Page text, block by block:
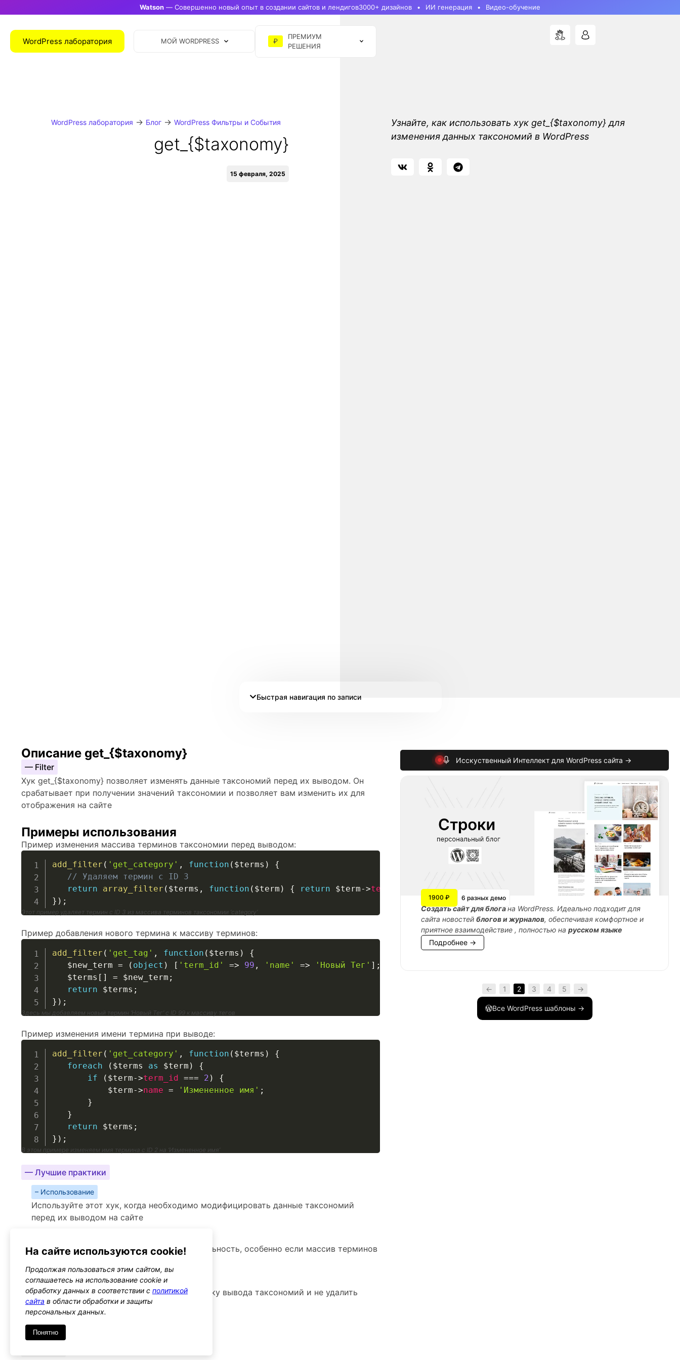
Watson — Совершенно новый опыт в создании сайтов и лендигов3000+ дизайнов ИИ генерация Видео-обучение
WordPress лаборатория МОЙ WORDPRESS ₽
ПРЕМИУМ
РЕШЕНИЯ
WordPress лаборатория → Блог→ WordPress Фильтры и События
get_{$taxonomy}
15 февраля, 2025
Узнайте, как использовать хук get_{$taxonomy} для
изменения данных таксономий в WordPress
Быстрая навигация по записи
Описание get_{$taxonomy}
— Filter
Хук get_{$taxonomy} позволяет изменять данные таксономий перед их выводом. Он
срабатывает при получении значений таксономии и позволяет вам изменить их для
отображения на сайте
Примеры использования
Пример изменения массива терминов таксономии перед выводом:
add_filter ( 'get_category' , function ( $terms )
{
// Удаляем термин с ID 3
return
array_filter ( $terms , function ( $term ) { return $term->term_id !== 3; });
} ) ;
Этот пример удаляет термин с ID 3 из массива терминов таксономии ‘category’
Пример добавления нового термина к массиву терминов:
add_filter ( 'get_tag' , function ( $terms )
{
$new_term = ( object ) [ 'term_id' => 99 , 'name' => 'Новый Тег' ] ;
$terms [ ] = $new_term ;
return
$terms ;
} ) ;
Здесь мы добавляем новый термин ‘Новый Тег’ с ID 99 к массиву тегов
Пример изменения имени термина при выводе:
add_filter ( 'get_category' , function ( $terms )
{
foreach
( $terms as $term )
{
if
( $term->term_id === 2 )
{
$term->name = 'Измененное имя' ;
}
}
return
$terms ;
} ) ;
В этом примере изменяем имя термина с ID 2 на ‘Измененное имя’
— Лучшие практики
– Использование
Используйте этот хук, когда необходимо модифицировать данные таксономий
перед их выводом на сайте
Изменения могут повлиять на производительность, особенно если массив терминов
– Предупреждения
Будьте осторожны, чтобы не нарушить логику вывода таксономий и не удалить
важные термины
Альтернативы
get_terms
Исскуственный Интеллект для WordPress сайта →
1900 ₽ 6 разных демо
Cоздать сайт для блогана WordPress. Идеально подходит для
сайта новостейблогов и журналов, обеспечивая комфортное и
приятное взаимодействие , полностью нарусском языке
Подробнее →
← 1 2 3 4 5 →
Все WordPress шаблоны →
На сайте используются cookie!
Продолжая пользоваться этим сайтом, вы
соглашаетесь на использование cookie и
обработку данных в соответствии с политикой
сайта в области обработки и защиты
персональных данных.
Понятно